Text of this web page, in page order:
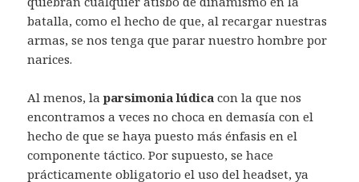
batalla, como el hecho de que, al recargar nuestras
armas, se nos tenga que parar nuestro hombre por
narices.
Al menos, la parsimonia lúdicacon la que nos
encontramos a veces no choca en demasía con el
hecho de que se haya puesto más énfasis en el
componente táctico. Por supuesto, se hace
prácticamente obligatorio el uso del headset, ya